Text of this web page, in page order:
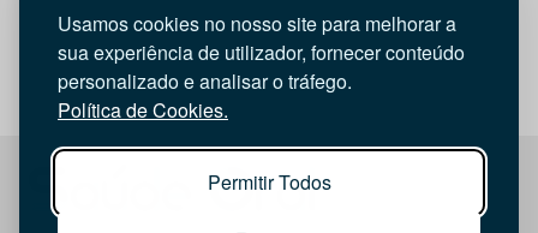
Usamos cookies no nosso site para melhorar a
sua experiência de utilizador, fornecer conteúdo
personalizado e analisar o tráfego.
Política de Cookies.
Permitir Todos
Tecnologia Investigação